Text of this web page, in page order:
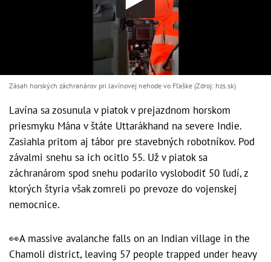
Zásah horských záchranárov pri lavínovej nehode vo Fľaške (Zdroj: hzs.sk)
Lavína sa zosunula v piatok v prejazdnom horskom
priesmyku Mána v štáte Uttarákhand na severe Indie.
Zasiahla pritom aj tábor pre stavebných robotníkov. Pod
závalmi snehu sa ich ocitlo 55. Už v piatok sa
záchranárom spod snehu podarilo vyslobodiť 50 ľudí, z
ktorých štyria však zomreli po prevoze do vojenskej
nemocnice.
👀A massive avalanche falls on an Indian village in the
Chamoli district, leaving 57 people trapped under heavy